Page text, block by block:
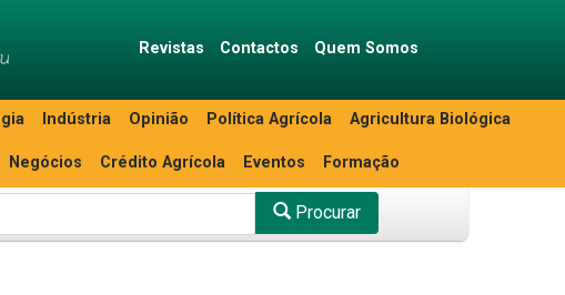
Revistas Contactos Quem Somos
Indústria Opinião Política Agrícola Agricultura Biológica
Negócios Crédito Agrícola Eventos Formação
Procurar